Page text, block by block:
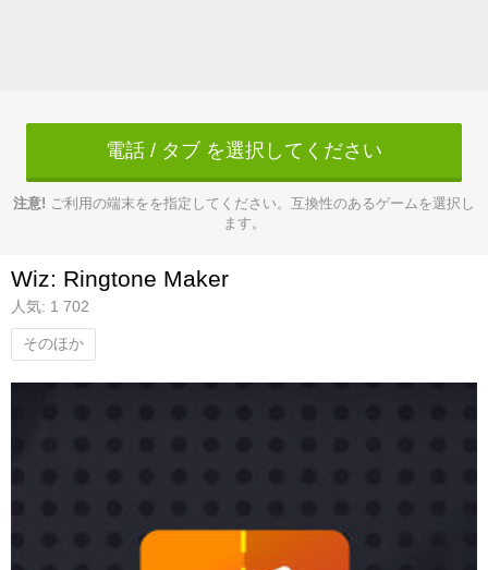
電話 / タブ を選択してください
注意! ご利用の端末をを指定してください。互換性のあるゲームを選択し
ます。
Wiz: Ringtone Maker
人気: 1 702
そのほか